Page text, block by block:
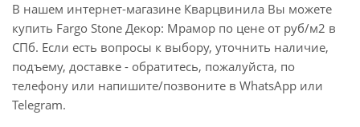
В нашем интернет-магазине Кварцвинила Вы можете
купить Fargo Stone Декор: Мрамор по цене от руб/м2 в
СПб. Если есть вопросы к выбору, уточнить наличие,
подъему, доставке - обратитесь, пожалуйста, по
телефону или напишите/позвоните в WhatsApp или
Telegram.